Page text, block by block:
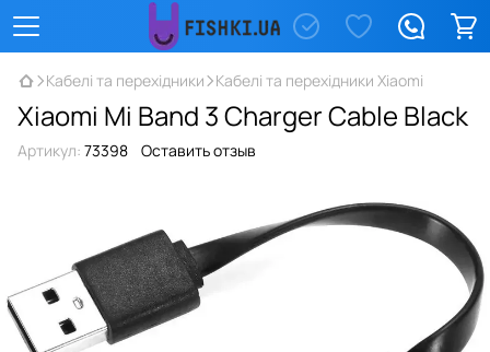
Кабелі та перехідники Кабелі та перехідники Xiaomi
Xiaomi Mi Band 3 Charger Cable Black
Артикул: 73398 Оставить отзыв